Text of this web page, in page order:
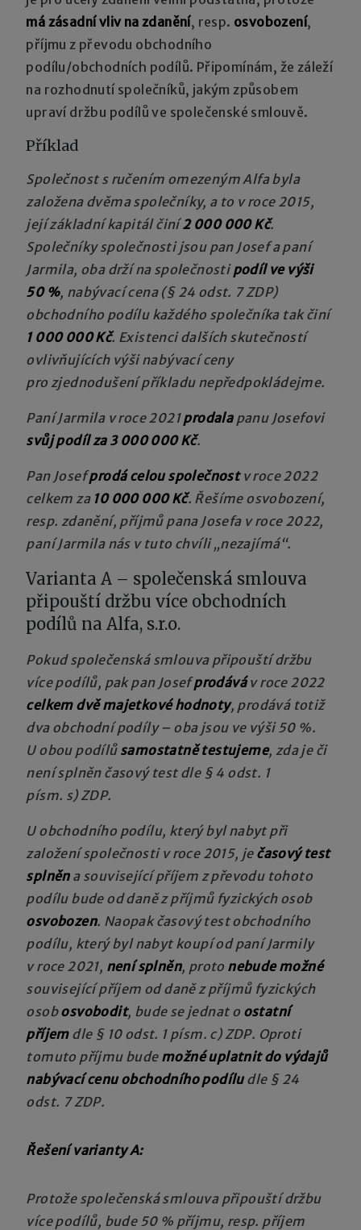
má zásadní vliv na zdanění, resp. osvobození,
příjmu z převodu obchodního
podílu/obchodních podílů. Připomínám, že záleží
na rozhodnutí společníků, jakým způsobem
upraví držbu podílů ve společenské smlouvě.
Příklad
Společnost s ručením omezeným Alfa byla
založena dvěma společníky, a to v roce 2015,
její základní kapitál činí2 000 000 Kč.
Společníky společnosti jsou pan Josef a paní
Jarmila, oba drží na společnostipodíl ve výši
50 %, nabývací cena (§ 24 odst. 7 ZDP)
obchodního podílu každého společníka tak činí
1 000 000 Kč. Existenci dalších skutečností
ovlivňujících výši nabývací ceny
pro zjednodušení příkladu nepředpokládejme.
Paní Jarmila v roce 2021prodalapanu Josefovi
svůj podíl za 3 000 000 Kč.
Pan Josefprodá celou společnostv roce 2022
celkem za 10 000 000 Kč. Řešíme osvobození,
resp. zdanění, příjmů pana Josefa v roce 2022,
paní Jarmila nás v tuto chvíli „nezajímá“.
Varianta A – společenská smlouva
připouští držbu více obchodních
podílů na Alfa, s.r.o.
Pokud společenská smlouva připouští držbu
více podílů, pak pan Josefprodáváv roce 2022
celkem dvě majetkové hodnoty, prodává totiž
dva obchodní podíly – oba jsou ve výši 50 %.
U obou podílů samostatně testujeme, zda je či
není splněn časový test dle § 4 odst. 1
písm. s) ZDP.
U obchodního podílu, který byl nabyt při
založení společnosti v roce 2015, je časový test
splněna související příjem z převodu tohoto
podílu bude od daně z příjmů fyzických osob
osvobozen. Naopak časový test obchodního
podílu, který byl nabyt koupí od paní Jarmily
v roce 2021, není splněn, proto nebude možné
související příjem od daně z příjmů fyzických
osobosvobodit, bude se jednat o ostatní
příjem dle § 10 odst. 1 písm. c) ZDP. Oproti
tomuto příjmu bude možné uplatnit do výdajů
nabývací cenu obchodního podílu dle § 24
odst. 7 ZDP.
Řešení varianty A:
Protože společenská smlouva připouští držbu
více podílů, bude 50 % příjmu, resp. příjem